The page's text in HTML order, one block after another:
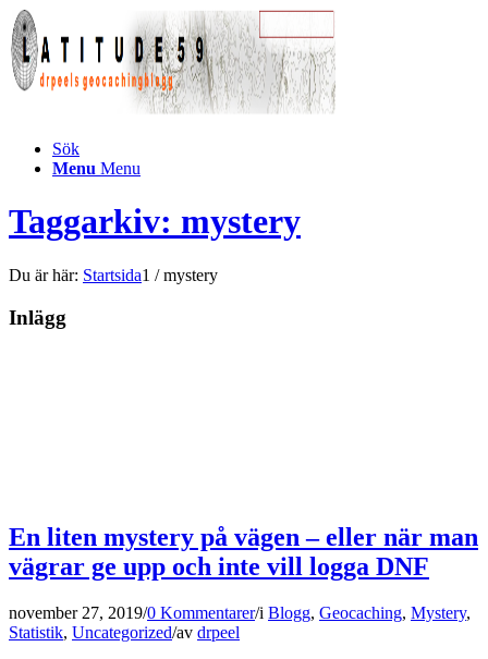
Sök
Menu Menu
Taggarkiv: mystery
Du är här: Startsida1 / mystery
Inlägg
En liten mystery på vägen – eller när man
vägrar ge upp och inte vill logga DNF
november 27, 2019/0 Kommentarer/i Blogg, Geocaching, Mystery,
Statistik, Uncategorized/av drpeel